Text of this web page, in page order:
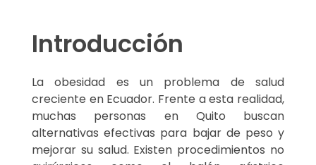
Introducción
La obesidad es un problema de salud
creciente en Ecuador. Frente a esta realidad,
muchas personas en Quito buscan
alternativas efectivas para bajar de peso y
mejorar su salud. Existen procedimientos no